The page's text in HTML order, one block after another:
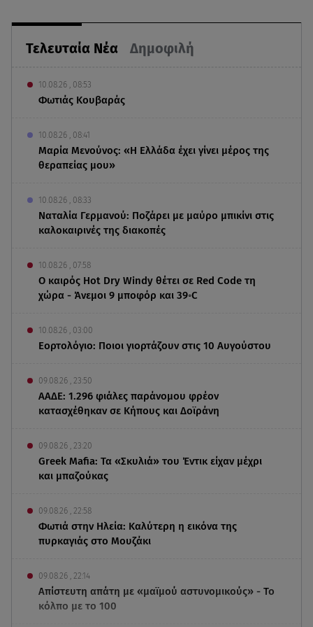
Τελευταία Νέα Δημοφιλή
10.08.26 , 08:53
Φωτιάς Κουβαράς
10.08.26 , 08:41
Μαρία Μενούνος: «Η Ελλάδα έχει γίνει μέρος της
θεραπείας μου»
10.08.26 , 08:33
Ναταλία Γερμανού: Ποζάρει με μαύρο μπικίνι στις
καλοκαιρινές της διακοπές
10.08.26 , 07:58
Ο καιρός Hot Dry Windy θέτει σε Red Code τη
χώρα - Άνεμοι 9 μποφόρ και 39◦C
10.08.26 , 03:00
Εορτολόγιο: Ποιοι γιορτάζουν στις 10 Αυγούστου
09.08.26 , 23:50
ΑΑΔΕ: 1.296 φιάλες παράνομου φρέον
κατασχέθηκαν σε Κήπους και Δοϊράνη
09.08.26 , 23:20
Greek Mafia: Τα «Σκυλιά» του Έντικ είχαν μέχρι
και μπαζούκας
09.08.26 , 22:58
Φωτιά στην Ηλεία: Καλύτερη η εικόνα της
πυρκαγιάς στο Μουζάκι
09.08.26 , 22:14
Απίστευτη απάτη με «μαϊμού αστυνομικούς» - Το
κόλπο με το 100